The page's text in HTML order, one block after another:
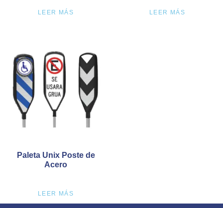
LEER MÁS LEER MÁS
Paleta Unix Poste de
Acero
LEER MÁS